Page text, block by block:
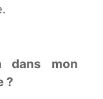
dans mon
?